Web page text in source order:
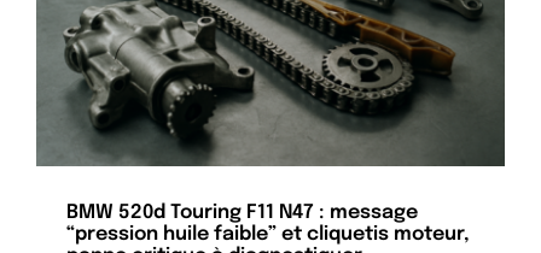
BMW 520d Touring F11 N47 : message
“pression huile faible” et cliquetis moteur,